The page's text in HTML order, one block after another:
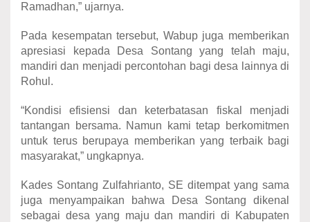
Ramadhan,” ujarnya.
Pada kesempatan tersebut, Wabup juga memberikan
apresiasi kepada Desa Sontang yang telah maju,
mandiri dan menjadi percontohan bagi desa lainnya di
Rohul.
“Kondisi efisiensi dan keterbatasan fiskal menjadi
tantangan bersama. Namun kami tetap berkomitmen
untuk terus berupaya memberikan yang terbaik bagi
masyarakat,” ungkapnya.
Kades Sontang Zulfahrianto, SE ditempat yang sama
juga menyampaikan bahwa Desa Sontang dikenal
sebagai desa yang maju dan mandiri di Kabupaten